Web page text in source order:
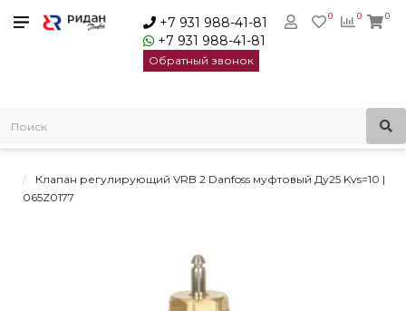
+7 931 988-41-81
+7 931 988-41-81
Обратный звонок
0
0 0
Клапаны регулирующие седельные
Клапан регулирующий VRB 2 Danfoss муфтовый Ду25 Kvs=10 |
065Z0177